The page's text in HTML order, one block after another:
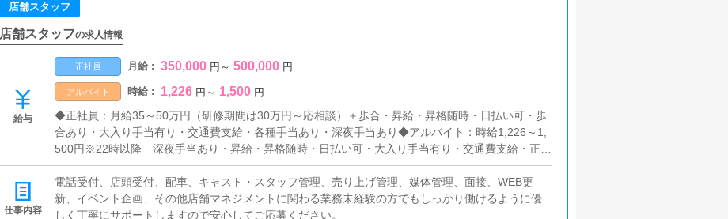
店舗スタッフ
店舗スタッフの求人情報
給与
正社員 月給 : 350,000 円 ～ 500,000 円
アルバイト 時給 : 1,226 円 ～ 1,500 円
◆正社員：月給35～50万円（研修期間は30万円～応相談）＋歩合・昇給・昇格随時・日払い可・歩
合あり・大入り手当有り・交通費支給・各種手当あり・深夜手当あり◆アルバイト：時給1,226～1,
500円※22時以降 深夜手当あり・昇給・昇格随時・日払い可・大入り手当有り・交通費支給・正社
員登用あり・各種手当あり★同時募集中★【送迎ドライバー】《給与/報酬》1,226円～車の持ち込み
無しでも歓迎です。持ち込みの場合は別途ガソリン代支給します。《仕事内容》女性送迎業務、そ
の他サポート業務《応募年齢・資格》18歳以上～50歳位まで要普通自動車免許運転が好きな方、清
潔感のある方※業界経験不問《勤務時間》9時 ～ 翌5時の間で1日5時間～
仕事内容
電話受付、店頭受付、配車、キャスト・スタッフ管理、売り上げ管理、媒体管理、面接、WEB更
新、イベント企画、その他店舗マネジメントに関わる業務未経験の方でもしっかり働けるように優
しく丁寧にサポートしますので安心してご応募ください。